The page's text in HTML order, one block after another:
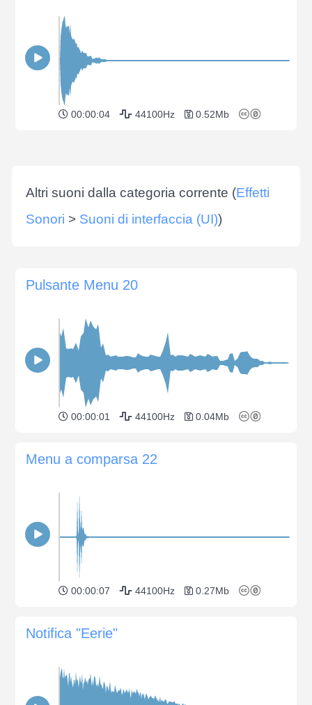
00:00:04 44100Hz 0.52Mb
Altri suoni dalla categoria corrente (Effetti
Sonori > Suoni di interfaccia (UI))
Pulsante Menu 20
00:00:01 44100Hz 0.04Mb
Menu a comparsa 22
00:00:07 44100Hz 0.27Mb
Notifica "Eerie"